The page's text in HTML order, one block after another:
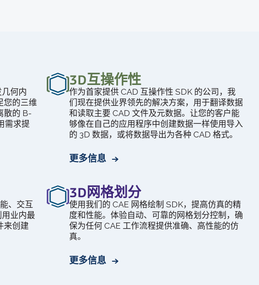
何内
您的三维
散的 B-
需求提
3D互操作性
作为首家提供 CAD 互操作性 SDK 的公司，我
们现在提供业界领先的解决方案，用于翻译数据
和读取主要 CAD 文件及元数据。让您的客户能
够像在自己的应用程序中创建数据一样使用导入
的 3D 数据，或将数据导出为各种 CAD 格式。
更多信息
、交互
业内最
来创建
3D网格划分
使用我们的 CAE 网格绘制 SDK，提高仿真的精
度和性能。体验自动、可靠的网格划分控制，确
保为任何 CAE 工作流程提供准确、高性能的仿
真。
更多信息